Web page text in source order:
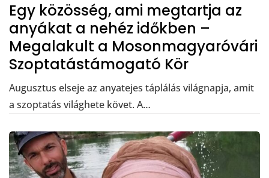
Egy közösség, ami megtartja az
anyákat a nehéz időkben –
Megalakult a Mosonmagyaróvári
Szoptatástámogató Kör
Augusztus elseje az anyatejes táplálás világnapja, amit
a szoptatás világhete követ. A…